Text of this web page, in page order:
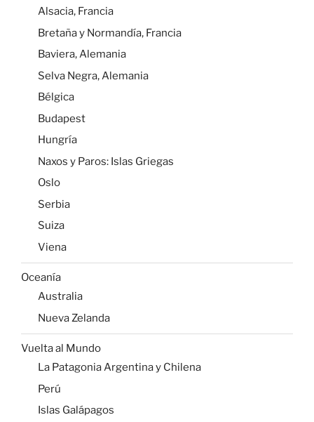
Alsacia, Francia
Bretaña y Normandía, Francia
Baviera, Alemania
Selva Negra, Alemania
Bélgica
Budapest
Hungría
Naxos y Paros: Islas Griegas
Oslo
Serbia
Suiza
Viena
Oceanía
Australia
Nueva Zelanda
Vuelta al Mundo
La Patagonia Argentina y Chilena
Perú
Islas Galápagos